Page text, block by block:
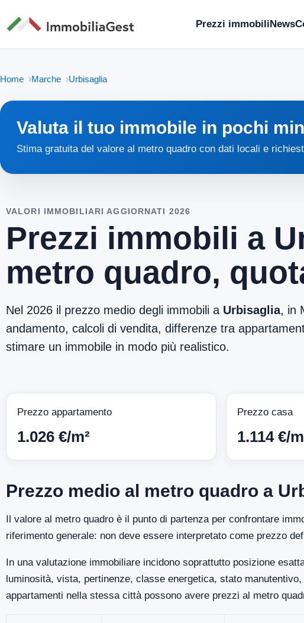
Prezzi immobiliNews
Home Marche Urbisaglia
Valuta il tuo immobile in pochi
Stima gratuita del valore al metro quadro con dati locali e
VALORI IMMOBILIARI AGGIORNATI 2026
Prezzi immobili a
metro quadro,
Nel 2026 il prezzo medio degli immobili a Urbisaglia, in
andamento, calcoli di vendita, differenze tra
stimare un immobile in modo più realistico.
Prezzo appartamento
1.026 €/m²
Prezzo casa
1.114 €/
Prezzo medio al metro quadro a
Il valore al metro quadro è il punto di partenza per confrontare
riferimento generale: non deve essere interpretato come prezzo
In una valutazione immobiliare incidono soprattutto posizione
luminosità, vista, pertinenze, classe energetica, stato
appartamenti nella stessa città possono avere prezzi al metro